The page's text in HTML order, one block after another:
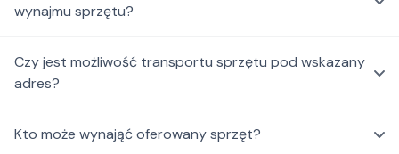
wynajmu sprzętu?
Czy jest możliwość transportu sprzętu pod wskazany
adres?
Kto może wynająć oferowany sprzęt?